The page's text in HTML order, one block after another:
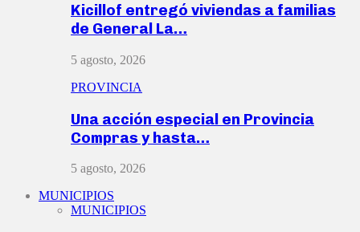
Kicillof entregó viviendas a familias
de General La…
5 agosto, 2026
PROVINCIA
Una acción especial en Provincia
Compras y hasta…
5 agosto, 2026
MUNICIPIOS
MUNICIPIOS